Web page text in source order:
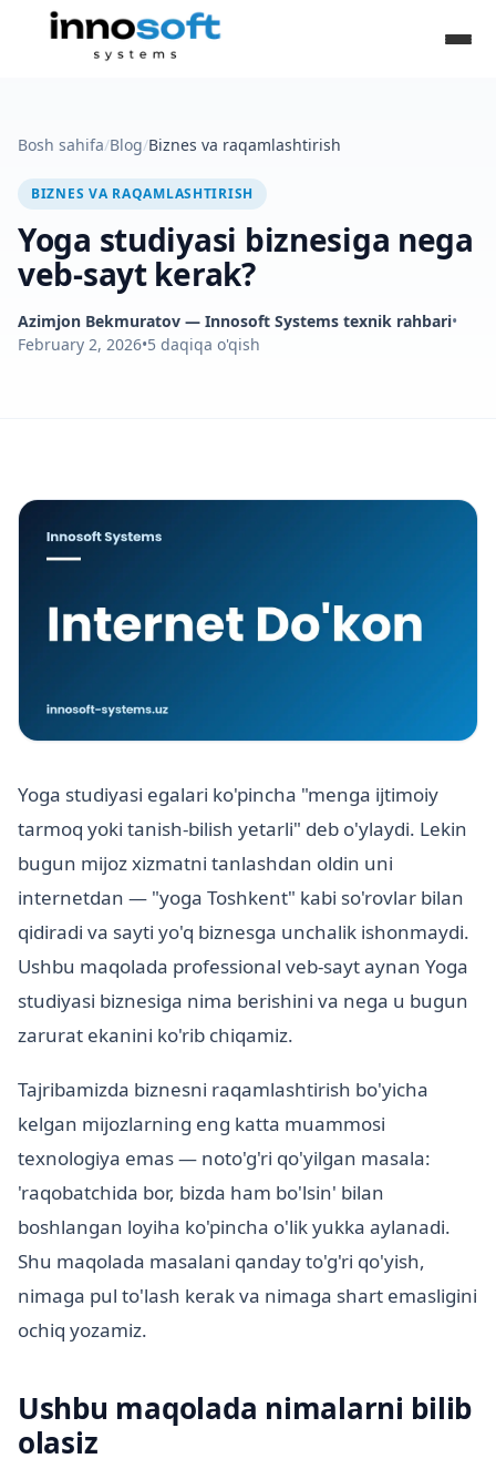
Bosh sahifa/Blog/Biznes va raqamlashtirish
BIZNES VA RAQAMLASHTIRISH
Yoga studiyasi biznesiga nega
veb-sayt kerak?
Azimjon Bekmuratov — Innosoft Systems texnik rahbari•
February 2, 2026•5 daqiqa o'qish
Yoga studiyasi egalari ko'pincha "menga ijtimoiy
tarmoq yoki tanish-bilish yetarli" deb o'ylaydi. Lekin
bugun mijoz xizmatni tanlashdan oldin uni
internetdan — "yoga Toshkent" kabi so'rovlar bilan
qidiradi va sayti yo'q biznesga unchalik ishonmaydi.
Ushbu maqolada professional veb-sayt aynan Yoga
studiyasi biznesiga nima berishini va nega u bugun
zarurat ekanini ko'rib chiqamiz.
Tajribamizda biznesni raqamlashtirish bo'yicha
kelgan mijozlarning eng katta muammosi
texnologiya emas — noto'g'ri qo'yilgan masala:
'raqobatchida bor, bizda ham bo'lsin' bilan
boshlangan loyiha ko'pincha o'lik yukka aylanadi.
Shu maqolada masalani qanday to'g'ri qo'yish,
nimaga pul to'lash kerak va nimaga shart emasligini
ochiq yozamiz.
Ushbu maqolada nimalarni bilib
olasiz